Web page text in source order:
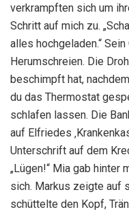
verkrampften sich um
Schritt auf mich zu.
alles hochgeladen.“
Herumschreien. Die
beschimpft hat,
du das Thermostat
schlafen lassen. Die
auf Elfriedes
Unterschrift auf dem
„Lügen!“ Mia gab hinter
sich. Markus zeigte auf
schüttelte den Kopf,